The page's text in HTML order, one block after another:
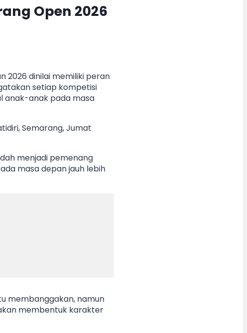
Open 2026
2026 dinilai memiliki peran
setiap kompetisi
anak-anak pada masa
Semarang, Jumat
menjadi pemenang
masa depan jauh lebih
membanggakan, namun
membentuk karakter